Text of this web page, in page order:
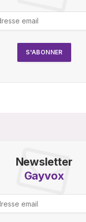
Newsletter
Gayvox